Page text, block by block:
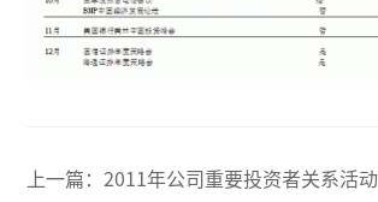
上一篇： 2011年公司重要投资者关系活动